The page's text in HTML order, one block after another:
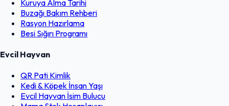
Kuruya Alma Tarihi
Buzağı Bakım Rehberi
Rasyon Hazırlama
Besi Sığırı Programı
Evcil Hayvan
QR Pati Kimlik
Kedi & Köpek İnsan Yaşı
Evcil Hayvan İsim Bulucu